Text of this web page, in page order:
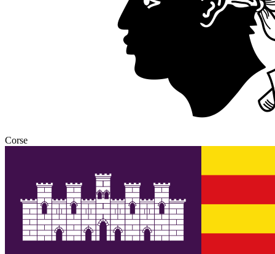
Corse